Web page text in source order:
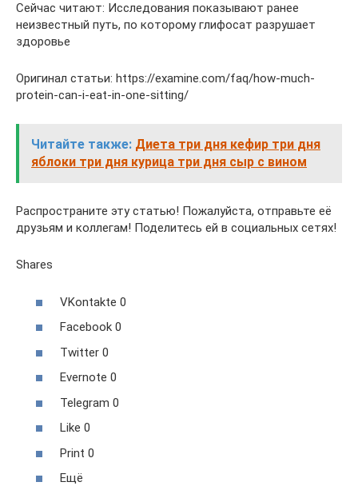
Сейчас читают: Исследования показывают ранее
неизвестный путь, по которому глифосат разрушает
здоровье
Оригинал статьи: https://examine.com/faq/how-much-
protein-can-i-eat-in-one-sitting/
Читайте также: Диета три дня кефир три дня
яблоки три дня курица три дня сыр с вином
Распространите эту статью! Пожалуйста, отправьте её
друзьям и коллегам! Поделитесь ей в социальных сетях!
Shares
VKontakte 0
Facebook 0
Twitter 0
Evernote 0
Telegram 0
Like 0
Print 0
Ещё